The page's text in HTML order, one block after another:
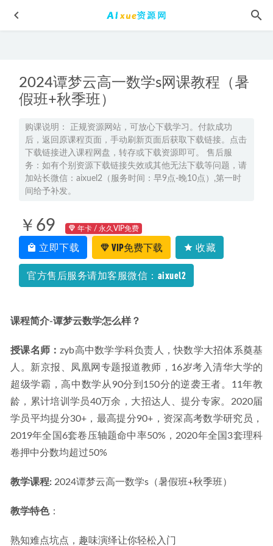
2024谭梦云高一数学s网课教程（暑
假班+秋季班）
购课说明： 正规资源网站，可放心下载学习。付款成功
后，返回原课程页面，手动刷新页面后获取下载链接。点击
下载链接进入课程网盘，转存或下载资源即可。 售后服
务：如有个别资源下载链接失效或其他无法下载等问题，请
加站长微信：aixuel2（服务时间：早9点-晚10点）,第一时
间给予补发。
￥69 年卡 / 永久VIP免费
立即下载 VIP免费下载 收藏
官方售后服务请加客服微信：aixuel2
课程简介-谭梦云数学怎么样？
授课名师：zyb高中数学学科负责人，快数学大招体系奠基
人。新京报、凤凰网专题报道教师，16岁考入清华大学的
超级学霸，高中数学从90分到150分的逆袭王者。11年教
龄，累计培训学员40万余，大招达人、提分专家。2020届
学员平均提分30+，最高提分90+，资深高考数学研究员，
2019年全国6套卷压轴题命中率50%，2020年全国3套理科
卷押中分数均超过50%
教学课程: 2024谭梦云高一数学s（暑假班+秋季班）
教学特色：
熟知难点坑点，趣味演绎让你轻松入门
2023周芳煜高三生物视频教程高考生物网课资源下载
2022-
10-12
2024国家玮高三语文网课24年高考语文二三轮复习第四阶段
教程+讲义 2024-03-04
习视频教程
2024-02-07
初中地理网课学习资料下载简单学习网孟老师初三地理全套
课程 2022-11-29
2025罗斐然高三语文a+一轮复习暑假班 2024-07-20